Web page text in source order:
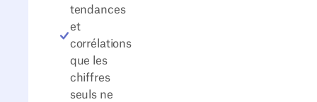
tendances
et
corrélations
que les
chiffres
seuls ne